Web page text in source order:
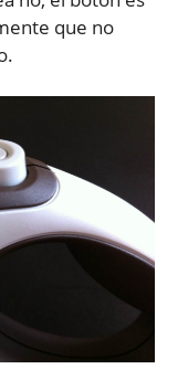
que no